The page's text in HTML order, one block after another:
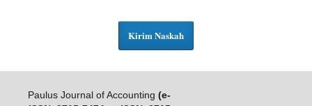
Kirim Naskah
Paulus Journal of Accounting (e-